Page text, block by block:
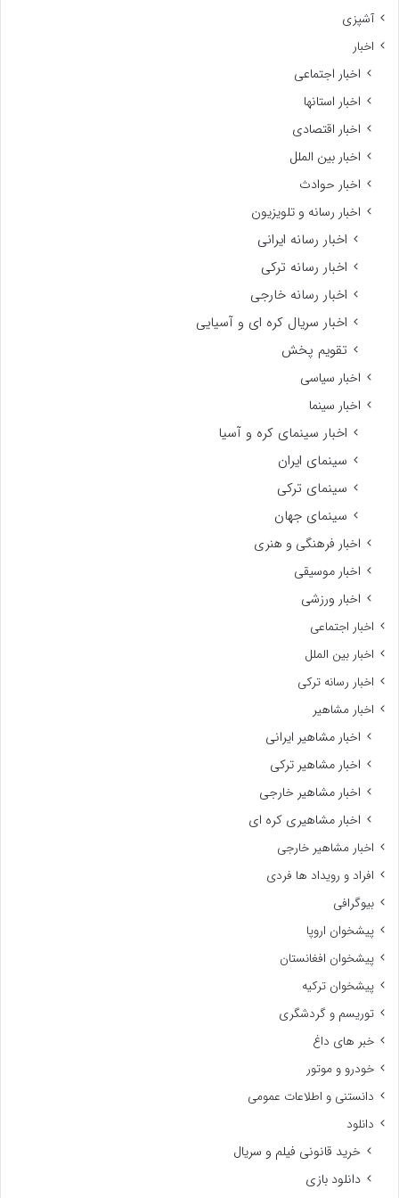
آشپزی
اخبار
اخبار اجتماعی
اخبار استانها
اخبار اقتصادی
اخبار بین الملل
اخبار حوادث
اخبار رسانه و تلویزیون
اخبار رسانه ایرانی
اخبار رسانه ترکی
اخبار رسانه خارجی
اخبار سریال کره ای و آسیایی
تقویم پخش
اخبار سیاسی
اخبار سینما
اخبار سینمای کره و آسیا
سینمای ایران
سینمای ترکی
سینمای جهان
اخبار فرهنگی و هنری
اخبار موسیقی
اخبار ورزشی
اخبار اجتماعی
اخبار بین الملل
اخبار رسانه ترکی
اخبار مشاهیر
اخبار مشاهیر ایرانی
اخبار مشاهیر ترکی
اخبار مشاهیر خارجی
اخبار مشاهیری کره ای
اخبار مشاهیر خارجی
افراد و رویداد ها فردی
بیوگرافی
پیشخوان اروپا
پیشخوان افغانستان
پیشخوان ترکیه
توریسم و گردشگری
خبر های داغ
خودرو و موتور
دانستنی و اطلاعات عمومی
دانلود
خرید قانونی فیلم و سریال
دانلود بازی